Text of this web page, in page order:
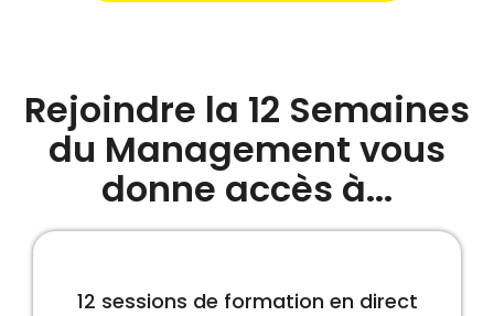
Rejoindre la 12 Semaines
du Management vous
donne accès à...
12 sessions de formation en direct